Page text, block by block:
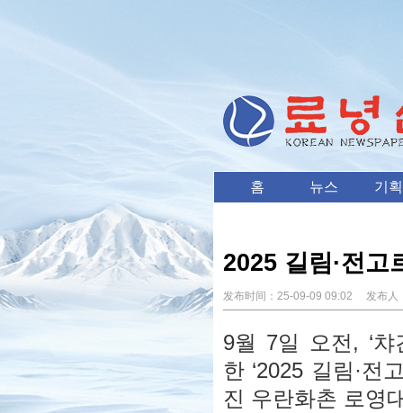
홈 뉴스 기획
2025 길림·전고
发布时间： 25-09-09 09:02 发布人
9월 7일 오전, ‘
한 ‘2025 길림·전
진 우란화촌 로영